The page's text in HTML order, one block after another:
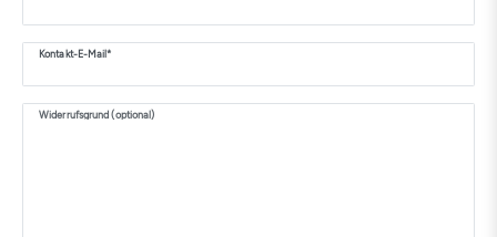
Kontakt-E-Mail*
Widerrufsgrund (optional)